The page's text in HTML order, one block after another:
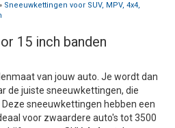
FIETSEN
EN 3-LAAGS
AUTO
+
+
& STEKKERDOZEN
+
& STEKKERDOZEN +
Sneeuwkettingen voor SUV, MPV, 4x4,
15 inch banden
van jouw auto. Je wordt dan
de juiste sneeuwkettingen, die
sneeuwkettingen hebben een
voor zwaardere auto's tot 3500